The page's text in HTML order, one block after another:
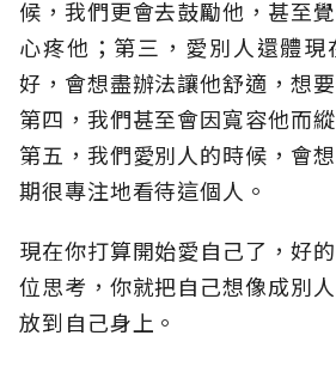
候，我們更會去鼓勵他，甚至
心疼他；第三，愛別人還體現
好，會想盡辦法讓他舒適，想
第四，我們甚至會因寬容他而
第五，我們愛別人的時候，會
期很專注地看待這個人。
現在你打算開始愛自己了，好
位思考，你就把自己想像成別
放到自己身上。